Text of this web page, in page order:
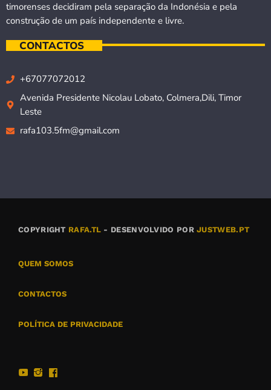
timorenses decidiram pela separação da Indonésia e pela
construção de um país independente e livre.
CONTACTOS
+67077072012
Avenida Presidente Nicolau Lobato, Colmera,Dili, Timor
Leste
rafa103.5fm@gmail.com
COPYRIGHT RAFA.TL - DESENVOLVIDO PORJUSTWEB.PT
QUEM SOMOS
CONTACTOS
POLÍTICA DE PRIVACIDADE